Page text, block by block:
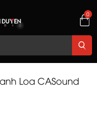
0
Loa CASound